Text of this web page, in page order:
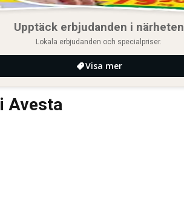
Upptäck erbjudanden i närheten
Lokala erbjudanden och specialpriser.
Visa mer
Avesta